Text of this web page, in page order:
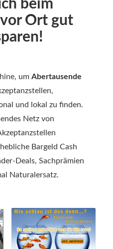
beim
Ort gut
um Abertausende
und lokal zu finden.
Netz von
Bargeld Cash
Deals, Sachprämien
Naturalersatz.